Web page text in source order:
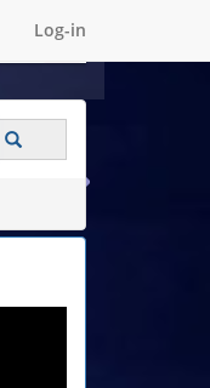
Log-in